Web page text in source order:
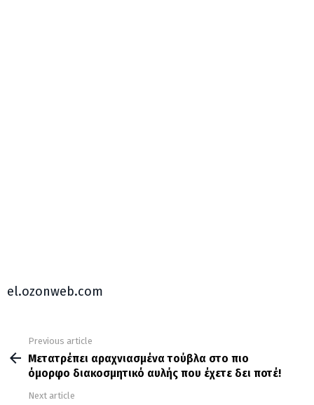
el.ozonweb.com
more
Previous article
Μετατρέπει αραχνιασμένα τούβλα στο πιο
όμορφο διακοσμητικό αυλής που έχετε δει ποτέ!
Next article